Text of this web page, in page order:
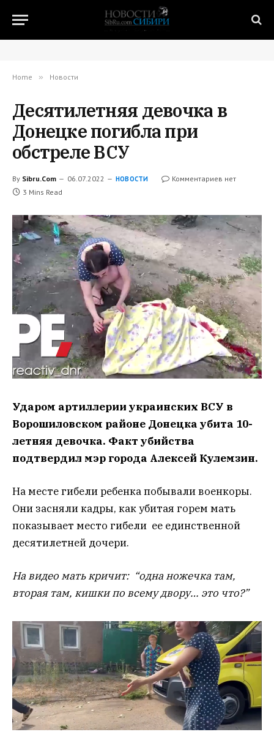
Home » Новости
Десятилетняя девочка в
Донецке погибла при
обстреле ВСУ
By Sibru.Com 06.07.2022 НОВОСТИ
Комментариев нет
3 Mins Read
Ударом артиллерии украинских ВСУ в
Ворошиловском районе Донецка убита 10-
летняя девочка. Факт убийства
подтвердил мэр города Алексей Кулемзин.
На месте гибели ребенка побывали военкоры.
Они засняли кадры, как убитая горем мать
показывает место гибели ее единственной
десятилетней дочери.
На видео мать кричит: “одна ножечка там,
вторая там, кишки по всему двору… это что?”